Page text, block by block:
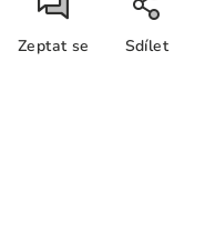
Zeptat se Sdílet